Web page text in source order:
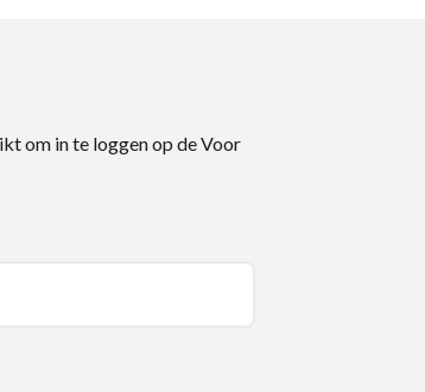
om in te loggen op de Voor